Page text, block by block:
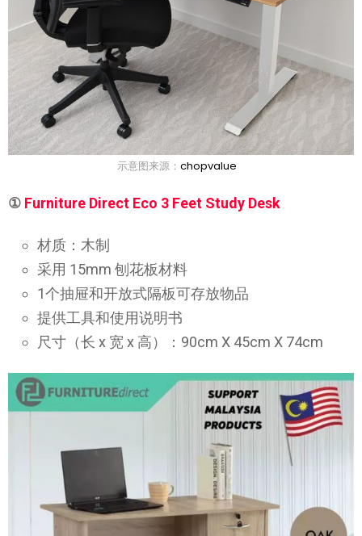
示意图来源： chopvalue
① Furniture Direct Eco 3 Feet Study Desk
材质：木制
采用 15mm 刨花板材料
1个抽屉和开放式隔板可存放物品
提供工具和使用说明书
尺寸（长 x 宽 x 高）：90cm X 45cm X 74cm